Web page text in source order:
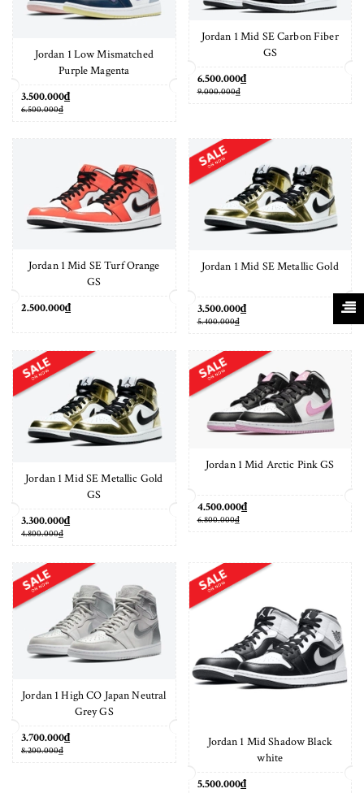
Jordan 1 Low Mismatched
Purple Magenta
3.500.000₫
6.500.000₫
Jordan 1 Mid SE Carbon Fiber
GS
6.500.000₫
9.000.000₫
Jordan 1 Mid SE Turf Orange
GS
2.500.000₫
Jordan 1 Mid SE Metallic Gold
3.500.000₫
5.400.000₫
Jordan 1 Mid SE Metallic Gold
GS
3.300.000₫
4.800.000₫
Jordan 1 Mid Arctic Pink GS
4.500.000₫
6.800.000₫
Jordan 1 High CO Japan Neutral
Grey GS
3.700.000₫
8.200.000₫
Jordan 1 Mid Shadow Black
white
5.500.000₫